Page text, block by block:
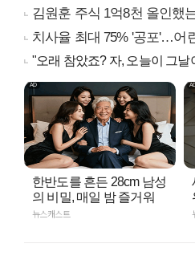
김원훈 주식 1억8천 올인했
치사율 최대 75% '공포'…어
"오래 참았죠? 자, 오늘이 그날
한반도를 흔든 28cm 남성
의 비밀, 매일 밤 즐거워
뉴스캐스트